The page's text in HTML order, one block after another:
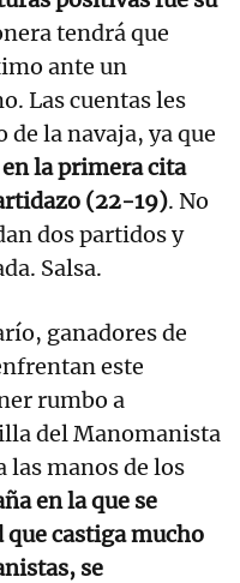
tendrá que
ante un
Las cuentas les
la navaja, ya que
la primera cita
(22-19). No
dos partidos y
Salsa.
ganadores de
este
rumbo a
del Manomanista
las manos de los
en la que se
castiga mucho
se